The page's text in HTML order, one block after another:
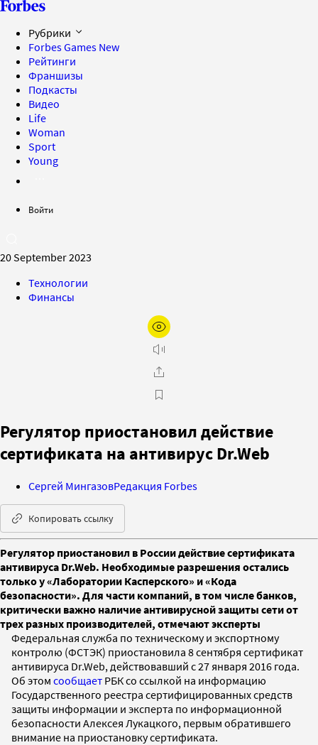
Рубрики
Forbes Games New
Рейтинги
Франшизы
Подкасты
Видео
Life
Woman
Sport
Young
Войти
20 September 2023
Технологии
Финансы
Регулятор приостановил действие
сертификата на антивирус Dr.Web
Сергей МингазовРедакция Forbes
Копировать ссылку
Регулятор приостановил в России действие сертификата
антивируса Dr.Web. Необходимые разрешения остались
только у «Лаборатории Касперского» и «Кода
безопасности». Для части компаний, в том числе банков,
критически важно наличие антивирусной защиты сети от
трех разных производителей, отмечают эксперты
Федеральная служба по техническому и экспортному
контролю (ФСТЭК) приостановила 8 сентября сертификат
антивируса Dr.Web, действовавший с 27 января 2016 года.
Об этом сообщает РБК со ссылкой на информацию
Государственного реестра сертифицированных средств
защиты информации и эксперта по информационной
безопасности Алексея Лукацкого, первым обратившего
внимание на приостановку сертификата.